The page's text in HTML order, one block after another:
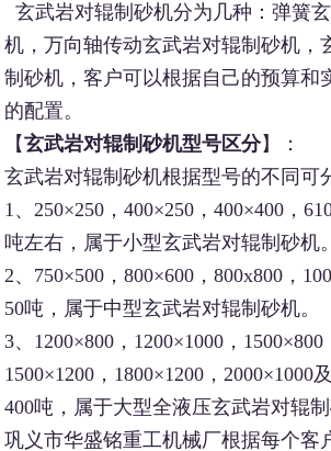
玄武岩对辊制砂机分为几种：弹簧
机，万向轴传动玄武岩对辊制砂机，
制砂机，客户可以根据自己的预算和
的配置。
【玄武岩对辊制砂机型号区分】：
玄武岩对辊制砂机根据型号的不同可
1、250×250，400×250，400×400，
吨左右，属于小型玄武岩对辊制砂机。
2、750×500，800×600，800x800，
50吨，属于中型玄武岩对辊制砂机。
3、1200×800，1200×1000，1500×800
1500×1200，1800×1200，2000×1000
400吨，属于大型全液压玄武岩对辊制
巩义市华盛铭重工机械厂根据每个客